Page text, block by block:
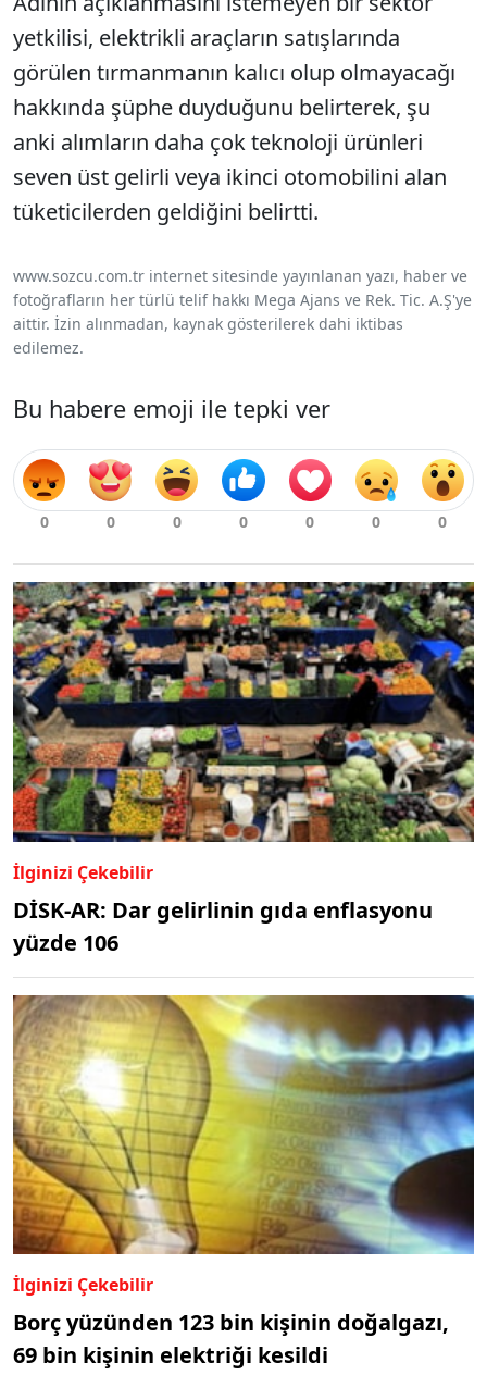
yetkilisi, elektrikli araçların satışlarında
görülen tırmanmanın kalıcı olup olmayacağı
hakkında şüphe duyduğunu belirterek, şu
anki alımların daha çok teknoloji ürünleri
seven üst gelirli veya ikinci otomobilini alan
tüketicilerden geldiğini belirtti.
www.sozcu.com.tr internet sitesinde yayınlanan yazı, haber ve
fotoğrafların her türlü telif hakkı Mega Ajans ve Rek. Tic. A.Ş'ye
aittir. İzin alınmadan, kaynak gösterilerek dahi iktibas
edilemez.
Bu habere emoji ile tepki ver
İlginizi Çekebilir
DİSK-AR: Dar gelirlinin gıda enflasyonu
yüzde 106
İlginizi Çekebilir
Borç yüzünden 123 bin kişinin doğalgazı,
69 bin kişinin elektriği kesildi